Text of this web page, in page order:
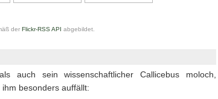
der Flickr-RSS API abgebildet.
auch sein wissenschaftlicher Callicebus moloch,
besonders auffällt: